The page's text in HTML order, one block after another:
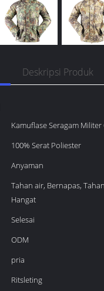
Deskripsi Produk
Kamuflase Seragam Militer
100% Serat Poliester
Anyaman
Tahan air, Bernapas,
Hangat
Selesai
ODM
pria
Ritsleting